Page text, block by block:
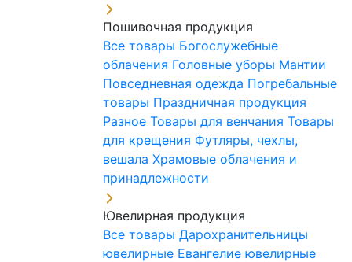
Пошивочная продукция
Все товары Богослужебные
облачения Головные уборы Мантии
Повседневная одежда Погребальные
товары Праздничная продукция
Разное Товары для венчания Товары
для крещения Футляры, чехлы,
вешала Храмовые облачения и
принадлежности
Ювелирная продукция
Все товары Дарохранительницы
ювелирные Евангелие ювелирные